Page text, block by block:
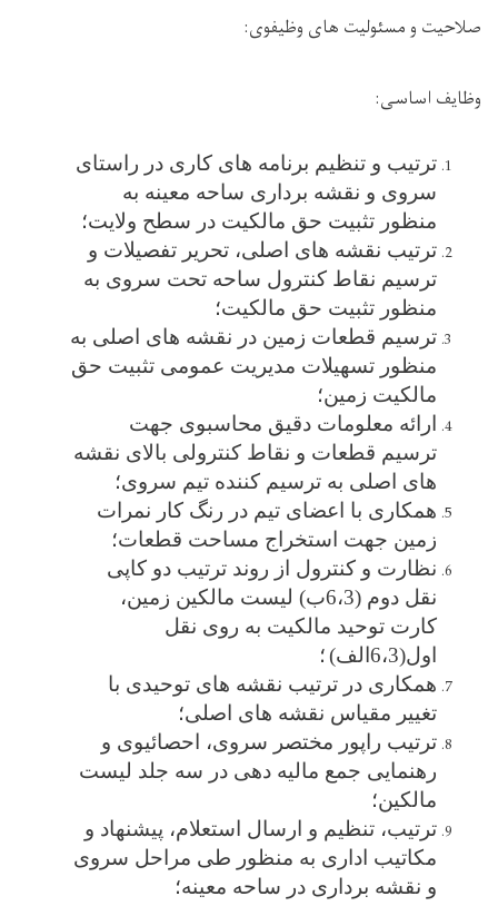
صلاحیت و مسئولیت های وظیفوی:
وظایف اساسی:
ترتیب و تنظیم برنامه های کاری در راستای
سروی و نقشه برداری ساحه معینه به
منظور تثبیت حق مالکیت در سطح ولایت؛
ترتیب نقشه های اصلی، تحریر تفصیلات و
ترسیم نقاط کنترول ساحه تحت سروی به
منظور تثبیت حق مالکیت؛
ترسیم قطعات زمین در نقشه های اصلی به
منظور تسهیلات مدیریت عمومی تثبیت حق
مالکیت زمین؛
ارائه معلومات دقیق محاسبوی جهت
ترسیم قطعات و نقاط کنترولی بالای نقشه
های اصلی به ترسیم کننده تیم سروی؛
همکاری با اعضای تیم در رنگ کار نمرات
زمین جهت استخراج مساحت قطعات؛
نظارت و کنترول از روند ترتیب دو کاپی
نقل دوم (6،3ب) لیست مالکین زمین،
کارت توحید مالکیت به روی نقل
اول(6،3الف)
؛
همکاری در ترتیب نقشه های توحیدی با
تغییر مقیاس نقشه های اصلی؛
ترتیب راپور مختصر سروی، احصائیوی و
رهنمایی جمع مالیه دهی در سه جلد لیست
مالکین؛
ترتیب، تنظیم و ارسال استعلام، پیشنهاد و
مکاتیب اداری به منظور طی مراحل سروی
و نقشه برداری در ساحه معینه؛